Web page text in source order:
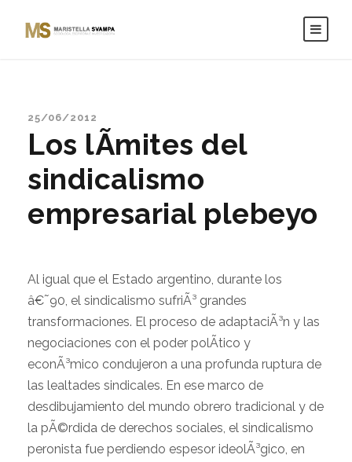
25/06/2012
Los lÃ­mites del
sindicalismo
empresarial plebeyo
Al igual que el Estado argentino, durante los
â€˜90, el sindicalismo sufriÃ³ grandes
transformaciones. El proceso de adaptaciÃ³n y las
negociaciones con el poder polÃ­tico y
econÃ³mico condujeron a una profunda ruptura de
las lealtades sindicales. En ese marco de
desdibujamiento del mundo obrero tradicional y de
la pÃ©rdida de derechos sociales, el sindicalismo
peronista fue perdiendo espesor ideolÃ³gico, en